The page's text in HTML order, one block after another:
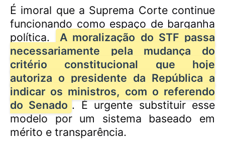
É imoral que a Suprema Corte continue
funcionando como espaço de barganha
política.
A moralização do STF passa
necessariamente pela mudança do
critério constitucional que hoje
autoriza o presidente da República a
indicar os ministros, com o referendo
do Senado . É urgente substituir esse
modelo por um sistema baseado em
mérito e transparência.